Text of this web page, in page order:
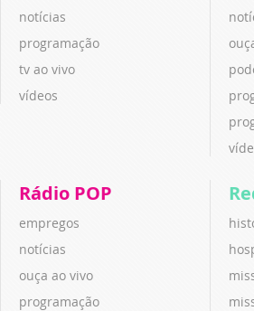
notícias
programação
tv ao vivo
vídeos
Rádio POP
empregos
notícias
ouça ao vivo
programação